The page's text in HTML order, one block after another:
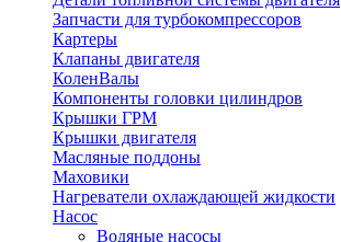
Запчасти для турбокомпрессоров
Картеры
Клапаны двигателя
КоленВалы
Компоненты головки цилиндров
Крышки ГРМ
Крышки двигателя
Масляные поддоны
Маховики
Нагреватели охлаждающей жидкости
Насос
Водяные насосы